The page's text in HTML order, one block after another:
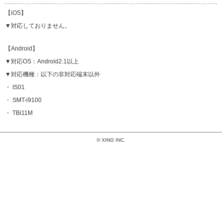
【iOS】
▼対応しておりません。
【Android】
▼対応OS：Android2.1以上
▼対応機種：以下の非対応端末以外
・ IS01
・ SMT-i9100
・ TBi11M
© XING INC.